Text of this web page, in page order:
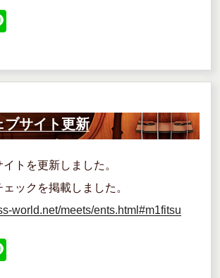
e
ブサイト更新
トを更新しました。
ックを掲載しました。
world.net/meets/ents.html#m1fitsu